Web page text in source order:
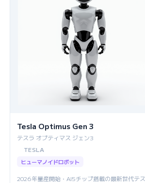
Tesla Optimus Gen 3
テスラ オプティマス ジェン3
TESLA
ヒューマノイドロボット
2026年量産開始・AI5チップ搭載の最新世代テス